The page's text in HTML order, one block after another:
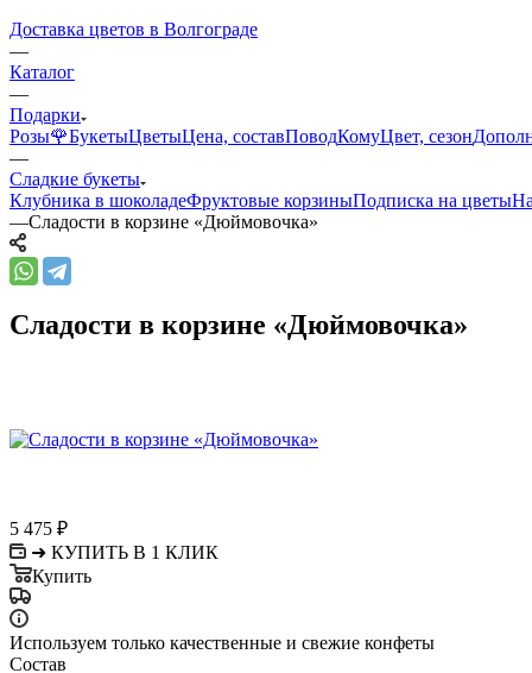
Доставка цветов в Волгограде
—
Каталог
—
Подарки
Розы🌹БукетыЦветыЦена, составПоводКомуЦвет, сезон
—
Сладкие букеты
Клубника в шоколадеФруктовые корзиныПодписка на цветы
—Сладости в корзине «Дюймовочка»
Сладости в корзине «Дюймовочка»
5 475 ₽
➜ КУПИТЬ В 1 КЛИК
Купить
Используем только качественные и свежие конфеты
Состав